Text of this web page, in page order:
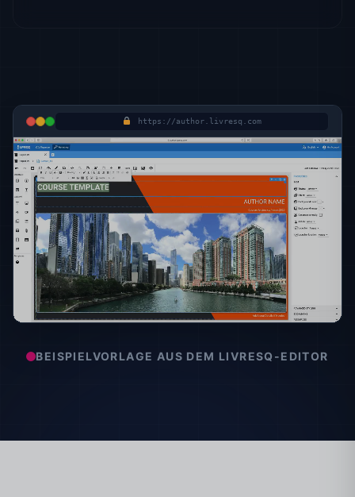
https://author.livresq.com
BEISPIELVORLAGE AUS DEM LIVRESQ-EDITOR